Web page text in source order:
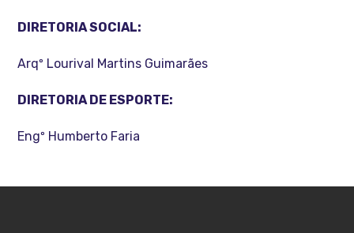
DIRETORIA SOCIAL:
Arqº Lourival Martins Guimarães
DIRETORIA DE ESPORTE:
Engº Humberto Faria